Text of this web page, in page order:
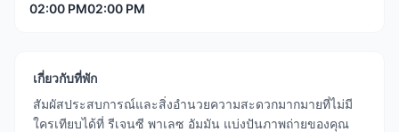
02:00 PM02:00 PM
เกี่ยวกับที่พัก
สัมผัสประสบการณ์และสิ่งอำนวยความสะดวกมากมายที่ไม่มี
ใครเทียบได้ที่ รีเจนซี พาเลซ อัมมัน แบ่งปันภาพถ่ายของคุณ